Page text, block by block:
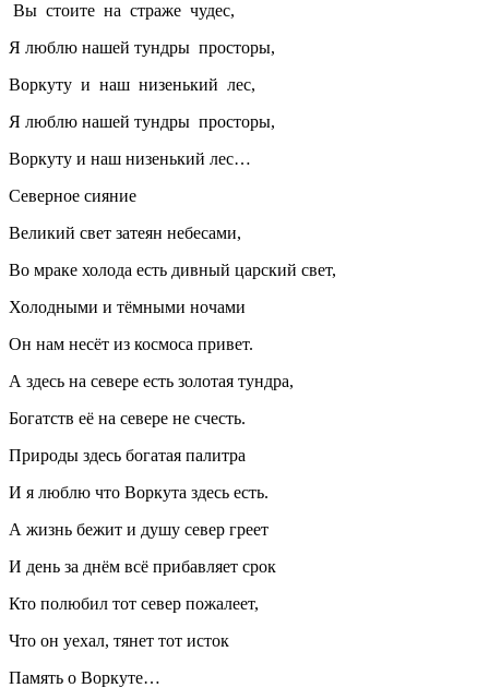
Вы стоите на страже чудес,
Я люблю нашей тундры просторы,
Воркуту и наш низенький лес,
Я люблю нашей тундры просторы,
Воркуту и наш низенький лес…
Северное сияние
Великий свет затеян небесами,
Во мраке холода есть дивный царский свет,
Холодными и тёмными ночами
Он нам несёт из космоса привет.
А здесь на севере есть золотая тундра,
Богатств её на севере не счесть.
Природы здесь богатая палитра
И я люблю что Воркута здесь есть.
А жизнь бежит и душу север греет
И день за днём всё прибавляет срок
Кто полюбил тот север пожалеет,
Что он уехал, тянет тот исток
Память о Воркуте…